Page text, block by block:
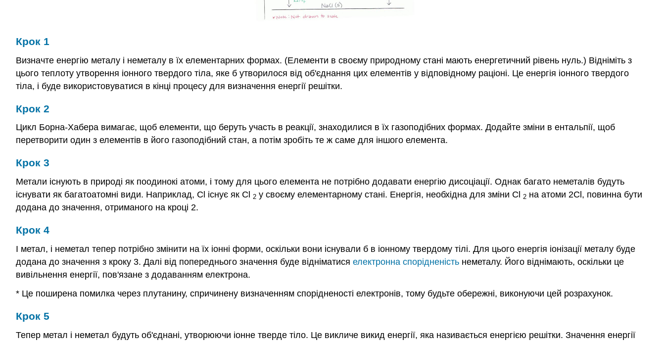
Крок 1
Визначте енергію металу і неметалу в їх елементарних формах. (Елементи в своєму природному стані мають енергетичний рівень нуль.) Відніміть з
цього теплоту утворення іонного твердого тіла, яке б утворилося від об'єднання цих елементів у відповідному раціоні. Це енергія іонного твердого
тіла, і буде використовуватися в кінці процесу для визначення енергії решітки.
Крок 2
Цикл Борна-Хабера вимагає, щоб елементи, що беруть участь в реакції, знаходилися в їх газоподібних формах. Додайте зміни в ентальпії, щоб
перетворити один з елементів в його газоподібний стан, а потім зробіть те ж саме для іншого елемента.
Крок 3
Метали існують в природі як поодинокі атоми, і тому для цього елемента не потрібно додавати енергію дисоціації. Однак багато неметалів будуть
існувати як багатоатомні види. Наприклад, Cl існує як Cl 2 у своєму елементарному стані. Енергія, необхідна для зміни Cl 2 на атоми 2Cl, повинна бути
додана до значення, отриманого на кроці 2.
Крок 4
І метал, і неметал тепер потрібно змінити на їх іонні форми, оскільки вони існували б в іонному твердому тілі. Для цього енергія іонізації металу буде
додана до значення з кроку 3. Далі від попереднього значення буде відніматися електронна спорідненість неметалу. Його віднімають, оскільки це
вивільнення енергії, пов'язане з додаванням електрона.
* Це поширена помилка через плутанину, спричинену визначенням спорідненості електронів, тому будьте обережні, виконуючи цей розрахунок.
Крок 5
Тепер метал і неметал будуть об'єднані, утворюючи іонне тверде тіло. Це викличе викид енергії, яка називається енергією решітки. Значення енергії